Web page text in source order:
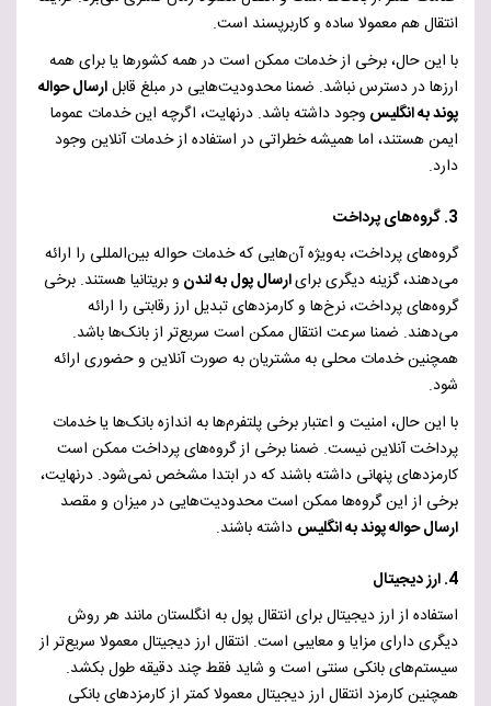
انتقال هم معمولا ساده و کاربرپسند است.
با این حال، برخی از خدمات ممکن است در همه کشورها یا برای همه
ارزها در دسترس نباشد. ضمنامحدودیت‌هایی در مبلغ قابلارسال حواله
پوند به انگلیس وجود داشته باشد. درنهایت، اگرچه این خدمات عموما
ایمن هستند، اما همیشه خطراتی در استفاده از خدمات آنلاین وجود
دارد.
3. گروه‌های پرداخت
گروه‌های پرداخت، به‌ویژه آن‌هایی که خدمات حواله بین‌المللی را ارائه
می‌دهند، گزینه دیگری برایارسال پول به لندن و بریتانیا هستند. برخی
گروه‌های پرداخت، نرخ‌ها و کارمزدهای تبدیل ارز رقابتی را ارائه
می‌دهند. ضمنا سرعت انتقال ممکن است سریع‌تر از بانک‌ها باشد.
همچنین خدمات محلی به مشتریان به صورت آنلاین و حضوری ارائه
شود.
با این حال، امنیت و اعتبار برخی پلتفرم‌ها به اندازه بانک‌ها یا خدمات
پرداخت آنلاین نیست. ضمنا برخی از گروه‌های پرداخت ممکن است
کارمزدهای پنهانی داشته باشند که در ابتدا مشخص نمی‌شود. درنهایت،
برخی از این گروه‌ها ممکن است محدودیت‌هایی در میزان و مقصد
ارسال حواله پوند به انگلیس داشته باشند.
4. ارز دیجیتال
استفاده از ارز دیجیتال برای انتقال پول به انگلستان مانند هر روش
دیگری دارای مزایا و معایبی است. انتقال ارز دیجیتال معمولا سریع‌تر از
سیستم‌های بانکی سنتی است و شاید فقط چند دقیقه طول بکشد.
همچنین کارمزد انتقال ارز دیجیتال معمولا کمتر از کارمزدهای بانکی